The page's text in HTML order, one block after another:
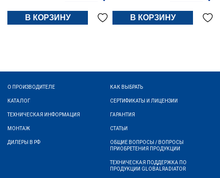
В КОРЗИНУ В КОРЗИНУ
О ПРОИЗВОДИТЕЛЕ
КАТАЛОГ
ТЕХНИЧЕСКАЯ ИНФОРМАЦИЯ
МОНТАЖ
ДИЛЕРЫ В РФ
КАК ВЫБРАТЬ
СЕРТИФИКАТЫ И ЛИЦЕНЗИИ
ГАРАНТИЯ
СТАТЬИ
ОБЩИЕ ВОПРОСЫ / ВОПРОСЫ
ПРИОБРЕТЕНИЯ ПРОДУКЦИИ
ТЕХНИЧЕСКАЯ ПОДДЕРЖКА ПО
ПРОДУКЦИИ GLOBALRADIATOR